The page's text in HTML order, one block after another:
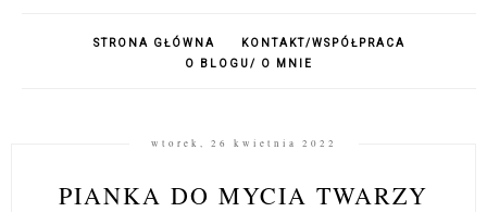
STRONA GŁÓWNA
KONTAKT/WSPÓŁPRACA
O BLOGU/ O MNIE
wtorek, 26 kwietnia 2022
PIANKA DO MYCIA TWARZY